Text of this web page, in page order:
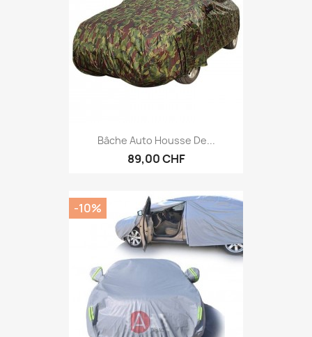
Bâche Auto Housse De...
89,00 CHF
-10%